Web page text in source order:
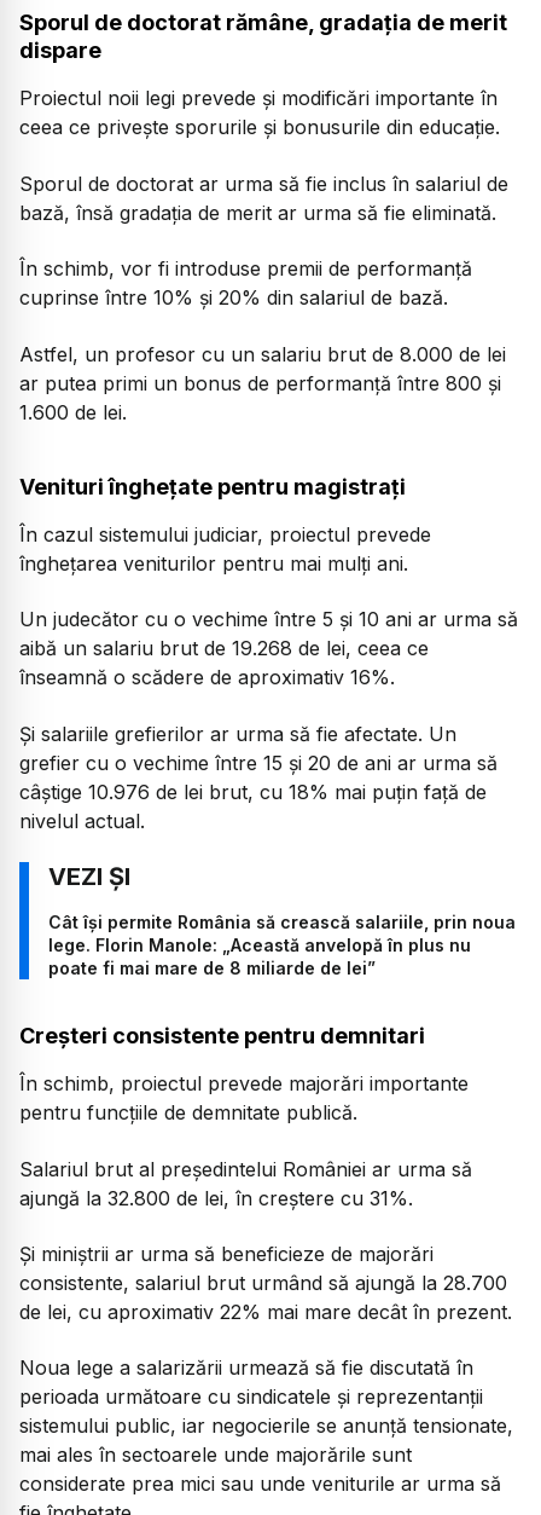
Sporul de doctorat rămâne, gradația de merit
dispare
Proiectul noii legi prevede și modificări importante în
ceea ce privește sporurile și bonusurile din educație.
Sporul de doctorat ar urma să fie inclus în salariul de
bază, însă gradația de merit ar urma să fie eliminată.
În schimb, vor fi introduse premii de performanță
cuprinse între 10% și 20% din salariul de bază.
Astfel, un profesor cu un salariu brut de 8.000 de lei
ar putea primi un bonus de performanță între 800 și
1.600 de lei.
Venituri înghețate pentru magistrați
În cazul sistemului judiciar, proiectul prevede
înghețarea veniturilor pentru mai mulți ani.
Un judecător cu o vechime între 5 și 10 ani ar urma să
aibă un salariu brut de 19.268 de lei, ceea ce
înseamnă o scădere de aproximativ 16%.
Și salariile grefierilor ar urma să fie afectate. Un
grefier cu o vechime între 15 și 20 de ani ar urma să
câștige 10.976 de lei brut, cu 18% mai puțin față de
nivelul actual.
Cât își permite România să crească salariile, prin noua
lege. Florin Manole: „Această anvelopă în plus nu
poate fi mai mare de 8 miliarde de lei”
Creșteri consistente pentru demnitari
În schimb, proiectul prevede majorări importante
pentru funcțiile de demnitate publică.
Salariul brut al președintelui României ar urma să
ajungă la 32.800 de lei, în creștere cu 31%.
Și miniștrii ar urma să beneficieze de majorări
consistente, salariul brut urmând să ajungă la 28.700
de lei, cu aproximativ 22% mai mare decât în prezent.
Noua lege a salarizării urmează să fie discutată în
perioada următoare cu sindicatele și reprezentanții
sistemului public, iar negocierile se anunță tensionate,
mai ales în sectoarele unde majorările sunt
considerate prea mici sau unde veniturile ar urma să